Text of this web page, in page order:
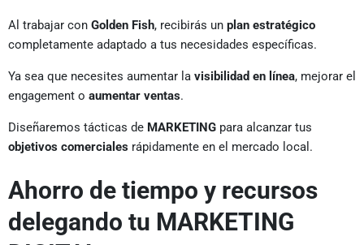
Al trabajar con Golden Fish, recibirás un plan estratégico
completamente adaptado a tus necesidades específicas.
Ya sea que necesites aumentar la visibilidad en línea, mejorar el
engagement o aumentar ventas.
Diseñaremos tácticas de MARKETING para alcanzar tus
objetivos comerciales rápidamente en el mercado local.
Ahorro de tiempo y recursos
delegando tu MARKETING